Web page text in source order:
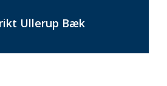
Ullerup Bæk